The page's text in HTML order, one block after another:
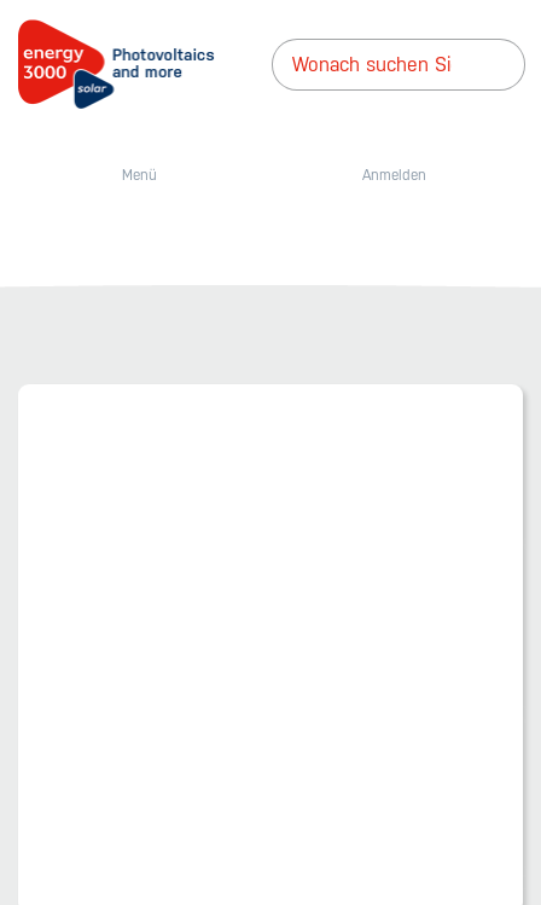
Menü Anmelden